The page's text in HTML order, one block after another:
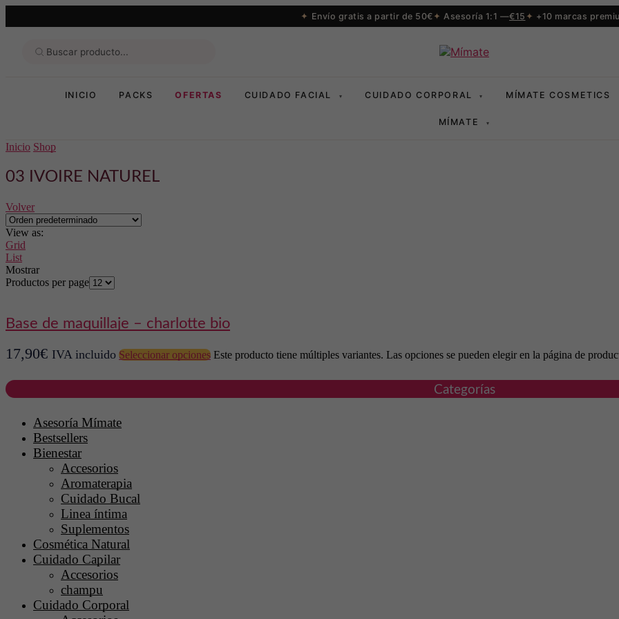
Envío gratis a partir de 50€ Asesoría 1:1 —€15 +10 marcas
INICIO PACKS OFERTAS CUIDADO FACIAL ▾ CUIDADO CORPORAL ▾ MÍMATE COSMETICS
MÍMATE ▾
Inicio Shop
03 IVOIRE NATUREL
Volver
View as:
Grid
List
Mostrar
Productos per page
base de maquillaje – charlotte bio
17,90€ IVA incluido Seleccionar opciones Este producto tiene múltiples variantes. Las opciones se pueden elegir en la página de
Categorías
Asesoría Mímate
Bestsellers
Bienestar
Accesorios
Aromaterapia
Cuidado Bucal
Linea íntima
Suplementos
Cosmética Natural
Cuidado Capilar
Accesorios
champu
Cuidado Corporal